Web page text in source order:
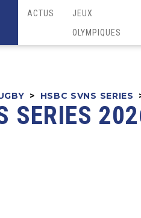
ACTUS
JEUX
OLYMPIQUES
> HSBC SVNS SERIES
SERIES